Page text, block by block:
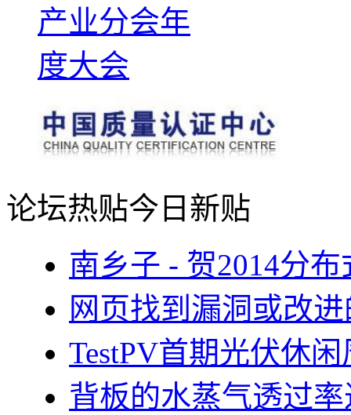
论坛热贴今日新贴
南乡子 - 贺2014分
网页找到漏洞或改
TestPV首期光伏休
背板的水蒸气透过